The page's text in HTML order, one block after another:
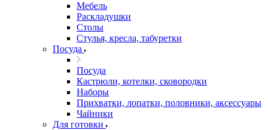
Мебель
Раскладушки
Столы
Стулья, кресла, табуретки
Посуда
Посуда
Кастрюли, котелки, сковородки
Наборы
Прихватки, лопатки, половники, аксессуары
Чайники
Для готовки